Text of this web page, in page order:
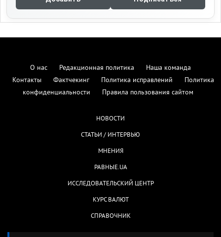
О нас Редакционная политика
Наша команда
Контакты
Фактчекинг Политика исправлений
Политика
конфиденциальности
Правила пользования сайтом
НОВОСТИ
СТАТЬИ / ИНТЕРВЬЮ
МНЕНИЯ
РАВНЫЕ.UA
ИССЛЕДОВАТЕЛЬСКИЙ ЦЕНТР
КУРС ВАЛЮТ
СПРАВОЧНИК